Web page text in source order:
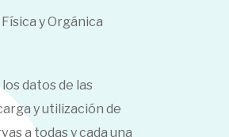
y Orgánica
datos de las
y utilización de
a todas y cada una